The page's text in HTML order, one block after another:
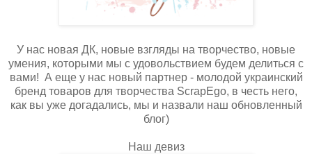
У нас новая ДК, новые взгляды на творчество, новые
умения, которыми мы с удовольствием будем делиться с
вами! А еще у нас новый партнер - молодой украинский
бренд товаров для творчества ScrapEgo, в честь него,
как вы уже догадались, мы и назвали наш обновленный
блог)
Наш девиз